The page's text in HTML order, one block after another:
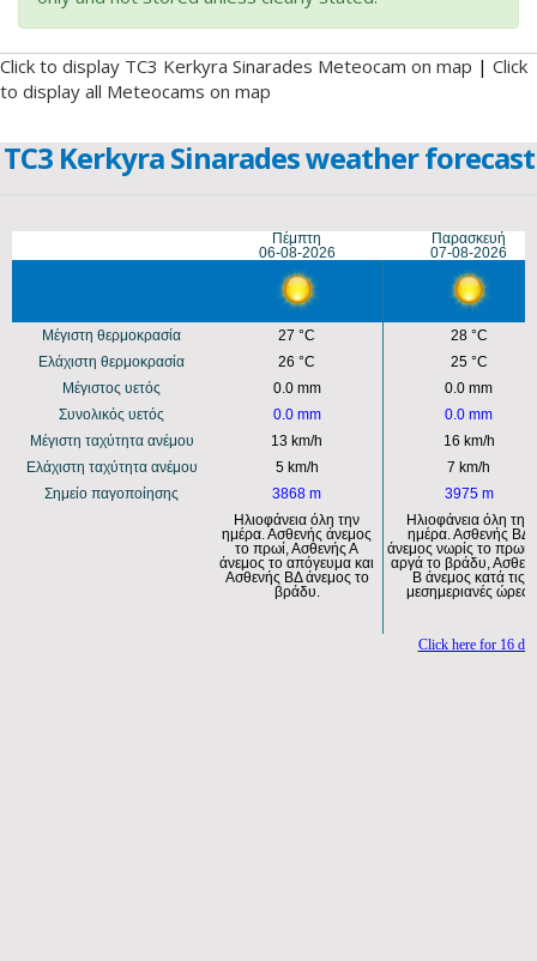
Click to display TC3 Kerkyra Sinarades Meteocam on map | Click
to display all Meteocams on map
TC3 Kerkyra Sinarades weather forecast